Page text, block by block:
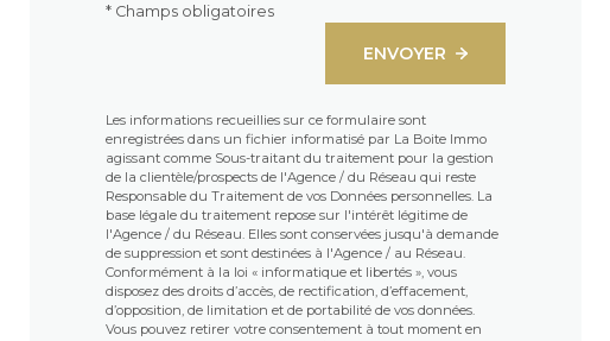
* Champs obligatoires
ENVOYER
Les informations recueillies sur ce formulaire sont
enregistrées dans un fichier informatisé par La Boite Immo
agissant comme Sous-traitant du traitement pour la gestion
de la clientèle/prospects de l'Agence / du Réseau qui reste
Responsable du Traitement de vos Données personnelles. La
base légale du traitement repose sur l'intérêt légitime de
l'Agence / du Réseau. Elles sont conservées jusqu'à demande
de suppression et sont destinées à l'Agence / au Réseau.
Conformément à la loi « informatique et libertés », vous
disposez des droits d’accès, de rectification, d’effacement,
d’opposition, de limitation et de portabilité de vos données.
Vous pouvez retirer votre consentement à tout moment en